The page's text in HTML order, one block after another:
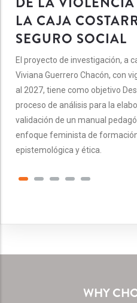
LA CAJA
SEGURO SOCIAL
El proyecto de investigación, a
Viviana Guerrero Chacón, con
al 2027, tiene como objetivo
proceso de análisis para la
validación de un manual
enfoque feminista de
epistemológica y ética.
WHY